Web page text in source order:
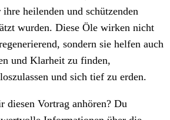
ihre heilenden und schützenden
wurden. Diese Öle wirken nicht
sondern sie helfen auch
und Klarheit zu finden,
und sich tief zu erden.
diesen Vortrag anhören? Du